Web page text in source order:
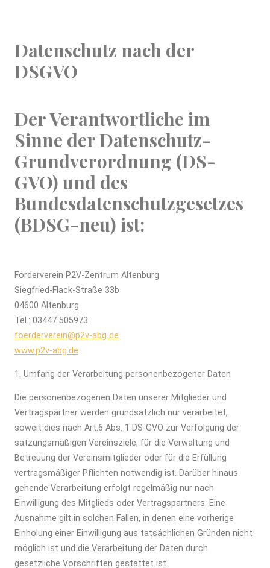
Datenschutz nach der
DSGVO
Der Verantwortliche im
Sinne der Datenschutz-
Grundverordnung (DS-
GVO) und des
Bundesdatenschutzgesetzes
(BDSG-neu) ist:
Förderverein P2V-Zentrum Altenburg
Siegfried-Flack-Straße 33b
04600 Altenburg
Tel.: 03447 505973
foerderverein@p2v-abg .de
www.p2v-abg.de
1. Umfang der Verarbeitungpersonenbezogener Daten
Die personenbezogenen Daten unserer Mitglieder und
Vertragspartner werden grundsätzlich nur verarbeitet,
soweit dies nach Art.6 Abs. 1 DS-GVO zur Verfolgung der
satzungsmäßigen Vereinsziele, für die Verwaltung und
Betreuung der Vereinsmitglieder oder für die Erfüllung
vertragsmäßiger Pflichten notwendig ist. Darüber hinaus
gehende Verarbeitung erfolgt regelmäßig nur nach
Einwilligung des Mitglieds oder Vertragspartners. Eine
Ausnahme gilt in solchen Fällen, in denen eine vorherige
Einholung einer Einwilligung aus tatsächlichen Gründen nicht
möglich ist und die Verarbeitung der Daten durch
gesetzliche Vorschriften gestattet ist.